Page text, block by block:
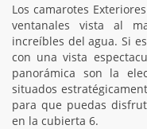
Los camarotes
ventanales vista al
increíbles del agua. Si
con una vista
panorámica son la
situados
para que puedas
en la cubierta 6.